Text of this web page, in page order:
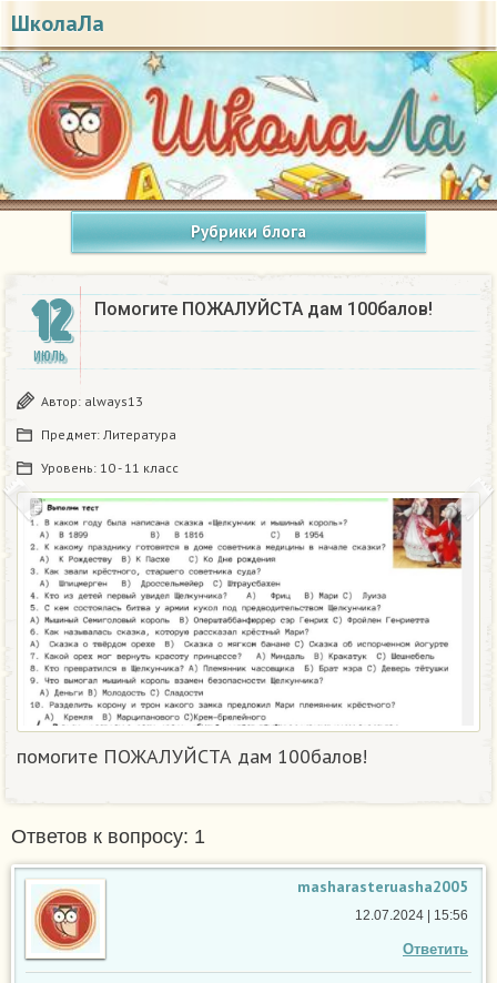
ШколаЛа
Рубрики блога
12
ИЮЛЬ
Помогите ПОЖАЛУЙСТА дам 100балов!​
Автор: always13
Предмет: Литература
Уровень: 10 - 11 класс
помогите ПОЖАЛУЙСТА дам 100балов!​
Ответов к вопросу: 1
masharasteruasha2005
Ответить
12.07.2024 | 15:56